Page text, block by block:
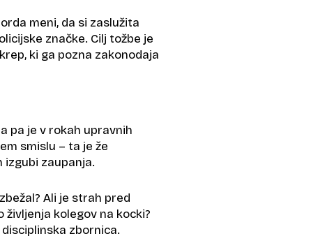
meni, da si zaslužita
značke. Cilj tožbe je
ki ga pozna zakonodaja
pa je v rokah upravnih
smislu – ta je že
zaupanja.
Ali je strah pred
kolegov na kocki?
zbornica.